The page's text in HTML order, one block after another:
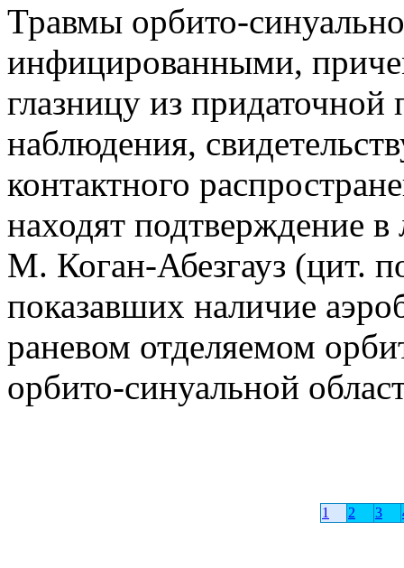
Травмы орбито-
инфицированными,
глазницу из
наблюдения,
контактного
находят подтверждение
М. Коган-Абезгауз (цит.
показавших наличие
раневом отделяемом
орбито-синуальной
1 2 3